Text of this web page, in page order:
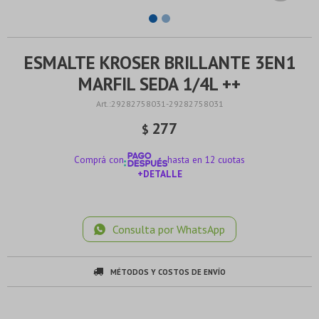
ESMALTE KROSER BRILLANTE 3EN1
MARFIL SEDA 1/4L ++
29282758031-29282758031
$ 277
Comprá con
hasta en 12 cuotas
+DETALLE
Consulta por WhatsApp
MÉTODOS Y COSTOS DE ENVÍO